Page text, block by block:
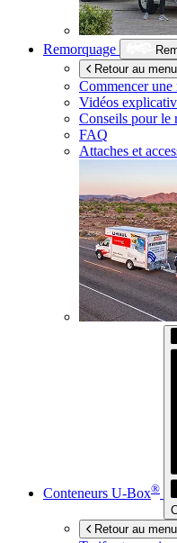
Remorquage
Retour au
Commencer une
Vidéos
Conseils pour le
FAQ
Attaches et
Conteneurs U-Box®
Retour au